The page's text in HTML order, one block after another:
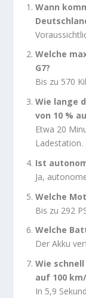
Wann
Welche
G7?
Bis zu 570
Wie lange
von 10 %
Etwa 20
Ladestation.
Ist
Ja,
Welche
Bis zu 292
Welche
Der Akku
Wie
auf 100
In 5,9